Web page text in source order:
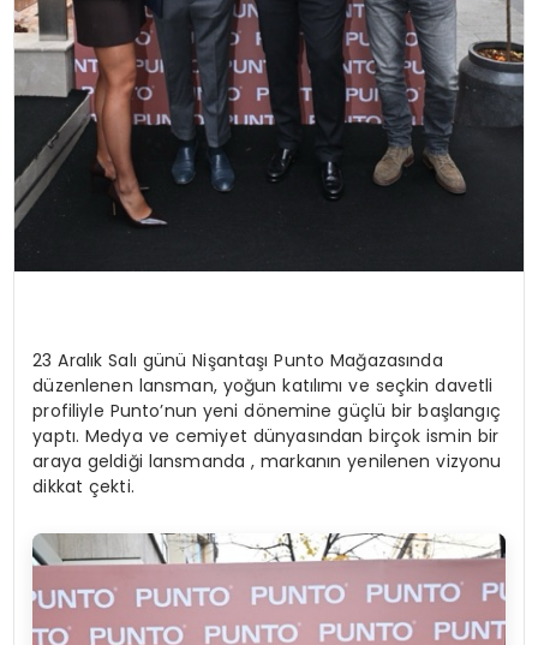
23 Aralık Salı günü Nişantaşı Punto Mağazasında
düzenlenen lansman, yoğun katılımı ve seçkin davetli
profiliyle Punto’nun yeni dönemine güçlü bir başlangıç
yaptı. Medya ve cemiyet dünyasından birçok ismin bir
araya geldiği lansmanda , markanın yenilenen vizyonu
dikkat çekti.